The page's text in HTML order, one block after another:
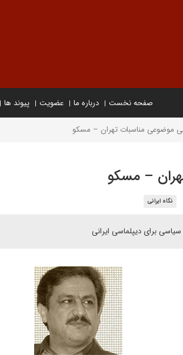
صفحه نخست درباره ما عضویت پیوند ها
موضوعی مناسبات تهران – مسکو
– مسکو
نگاه ایرانی
برای دیپلماسی ایرانی